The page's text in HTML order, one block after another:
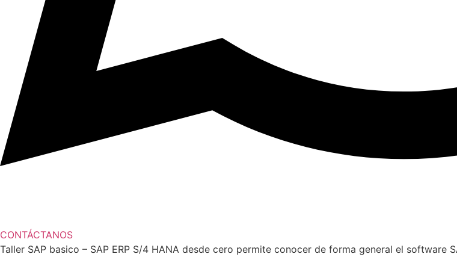
CONTÁCTANOS
Taller SAP basico – SAP ERP S/4 HANA desde cero permite conocer de forma general el software